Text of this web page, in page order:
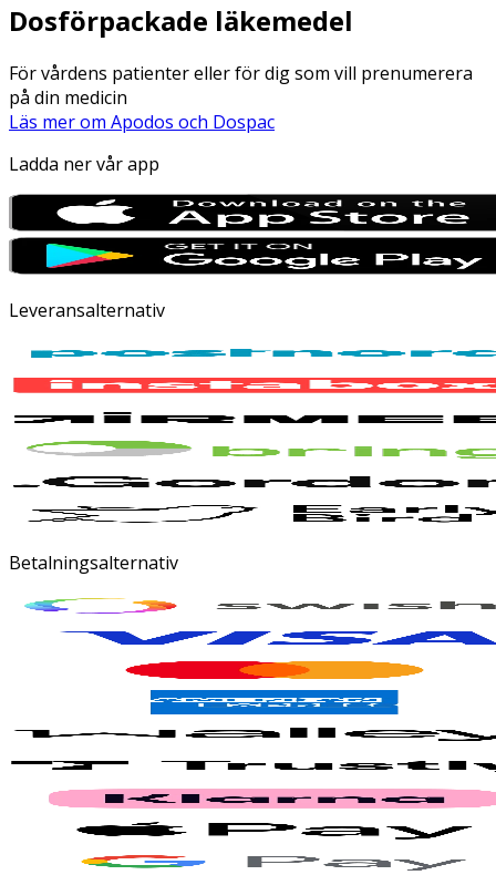
Dosförpackade läkemedel
För vårdens patienter eller för dig som vill prenumerera
på din medicin
Läs mer om Apodos och Dospac
Ladda ner vår app
Leveransalternativ
Betalningsalternativ